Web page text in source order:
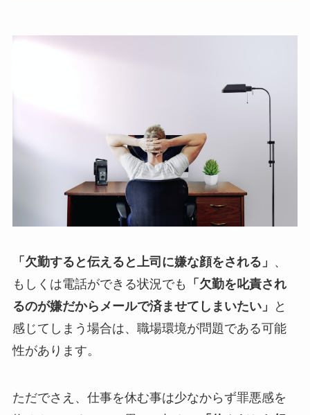
「欠勤すると伝えると上司に嫌な顔をされる」 、
もしくは電話ができる状況でも
「欠勤を叱責され
るのが嫌だからメールで済ませてしまいたい」
と
感じてしまう場合は、職場環境が問題である可能
性があります。
ただでさえ、仕事を休む事は少なからず罪悪感を